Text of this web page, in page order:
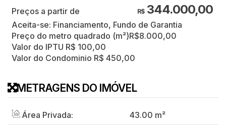
R$344.000,00
Aceita-se: Financiamento, Fundo de Garantia
Preço do metro quadrado (m²)R$8.000,00
Valor do IPTU R$ 100,00
Valor do Condominio R$ 450,00
METRAGENS DO IMÓVEL
Área Privada: 43.00 m²